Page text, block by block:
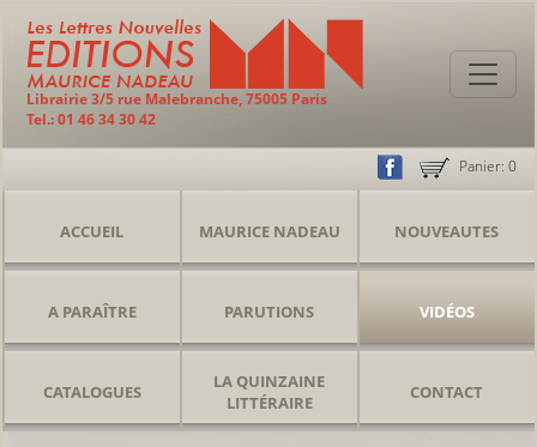
Librairie 3/5 rue Malebranche, 75005 Paris
Tel.: 01 46 34 30 42
Panier: 0
ACCUEIL MAURICE NADEAU NOUVEAUTES
A PARAÎTRE PARUTIONS VIDÉOS
CATALOGUES
LA QUINZAINE
LITTÉRAIRE
CONTACT